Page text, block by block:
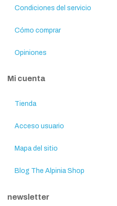
Condiciones del servicio
Cómo comprar
Opiniones
Mi cuenta
Tienda
Acceso usuario
Mapa del sitio
Blog The Alpinia Shop
newsletter